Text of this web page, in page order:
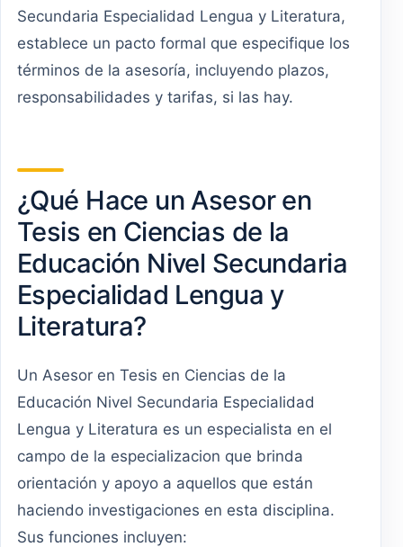
Secundaria Especialidad Lengua y Literatura,
establece un pacto formal que especifique los
términos de la asesoría, incluyendo plazos,
responsabilidades y tarifas, si las hay.
¿Qué Hace un Asesor en
Tesis en Ciencias de la
Educación Nivel Secundaria
Especialidad Lengua y
Literatura?
Un Asesor en Tesis en Ciencias de la
Educación Nivel Secundaria Especialidad
Lengua y Literatura es un especialista en el
campo de la especializacion que brinda
orientación y apoyo a aquellos que están
haciendo investigaciones en esta disciplina.
Sus funciones incluyen: